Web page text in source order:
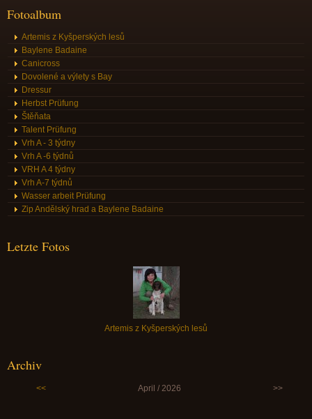
Fotoalbum
Artemis z Kyšperských lesů
Baylene Badaine
Canicross
Dovolené a výlety s Bay
Dressur
Herbst Prüfung
Štěňata
Talent Prüfung
Vrh A - 3 týdny
Vrh A -6 týdnů
VRH A 4 týdny
Vrh A-7 týdnů
Wasser arbeit Prüfung
Zip Andělský hrad a Baylene Badaine
Letzte Fotos
Artemis z Kyšperských lesů
Archiv
<< April / 2026 >>